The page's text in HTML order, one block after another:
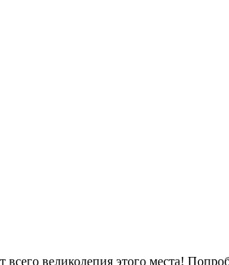
великолепия этого места!